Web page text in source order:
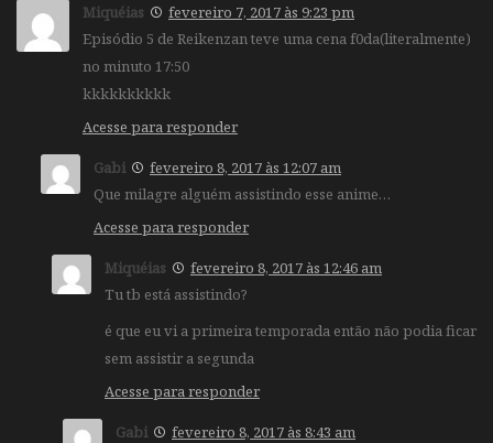
Miquéias
fevereiro 7, 2017 às 9:23 pm
Episódio 5 de Reikenzan teve uma cena f0da(literalmente)
no minuto 17:50
kkkkkkkkkk
Acesse para responder
Gabi
fevereiro 8, 2017 às 12:07 am
Que milagre alguém assistindo esse anime…
Acesse para responder
Miquéias
fevereiro 8, 2017 às 12:46 am
Tu tb está assistindo?
é que eu vi a primeira temporada então não podia ficar
sem assistir a segunda
Acesse para responder
Gabi
fevereiro 8, 2017 às 8:43 am